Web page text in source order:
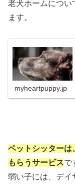
老犬ホームについ
ます。
myheartpuppy.jp
ペットシッターは
もらうサービスで
弱い子には、デイ